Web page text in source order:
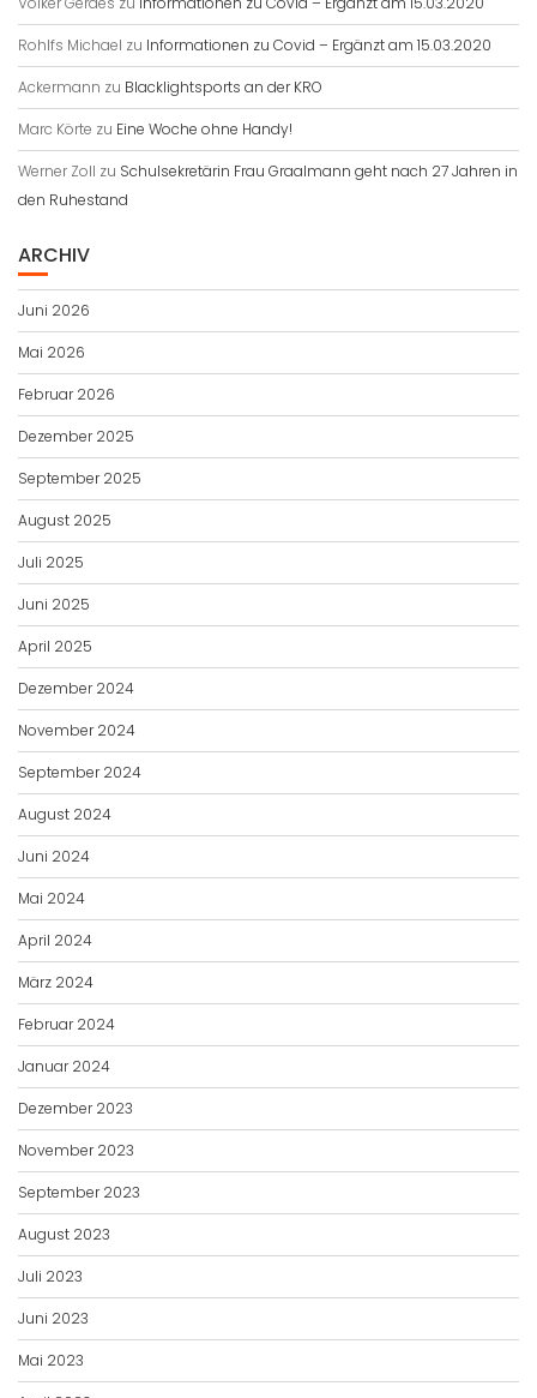
Rohlfs Michael zu Informationen zu Covid – Ergänzt am 15.03.2020
Ackermann zu Blacklightsports an der KRO
Marc Körte zu Eine Woche ohne Handy!
Werner Zoll zu Schulsekretärin Frau Graalmann geht nach 27 Jahren in
den Ruhestand
ARCHIV
Juni 2026
Mai 2026
Februar 2026
Dezember 2025
September 2025
August 2025
Juli 2025
Juni 2025
April 2025
Dezember 2024
November 2024
September 2024
August 2024
Juni 2024
Mai 2024
April 2024
März 2024
Februar 2024
Januar 2024
Dezember 2023
November 2023
September 2023
August 2023
Juli 2023
Juni 2023
Mai 2023